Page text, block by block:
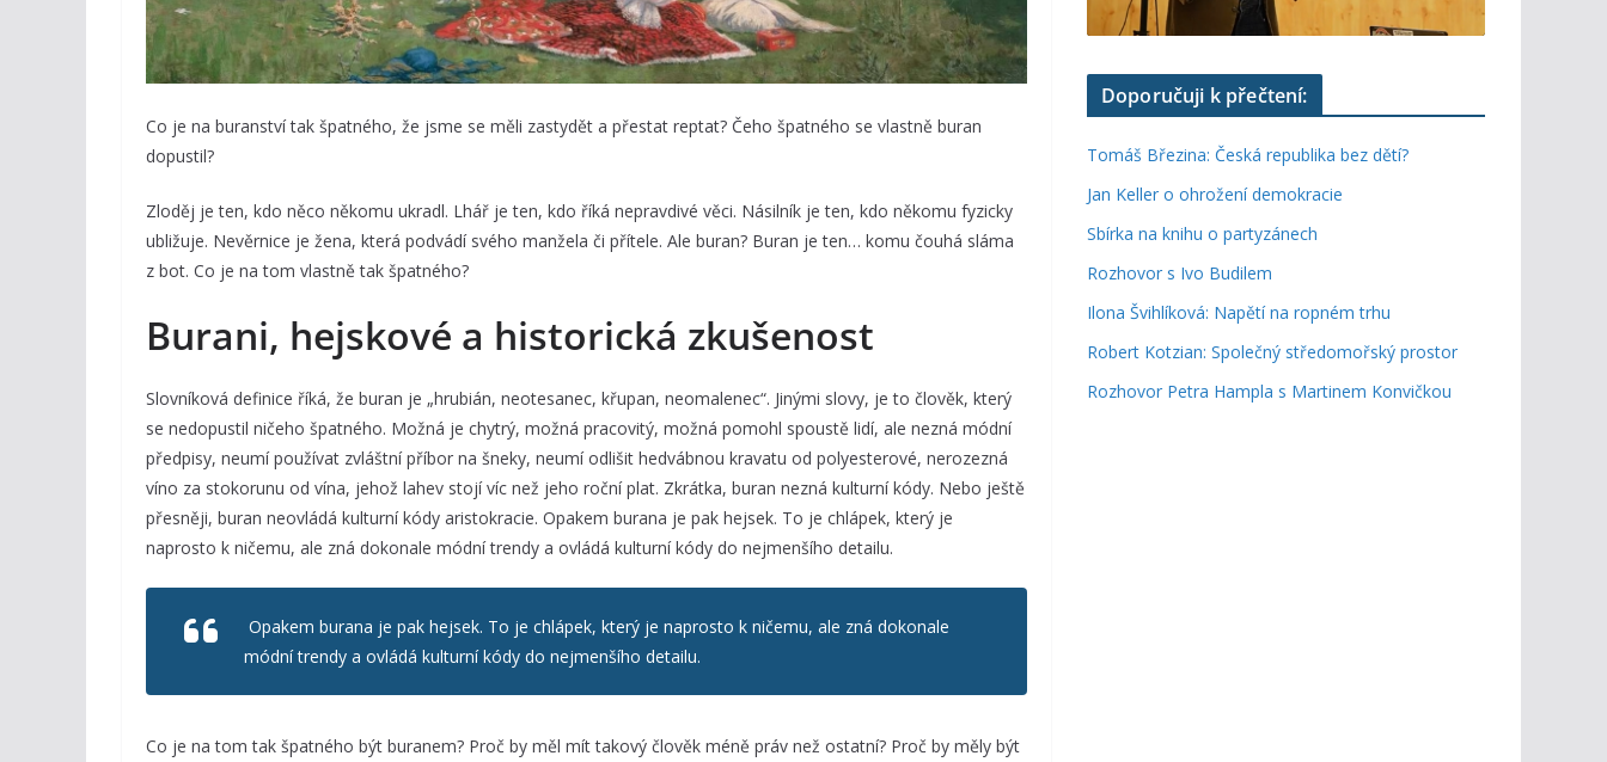
Co je na buranství tak špatného, že jsme se měli zastydět a přestat reptat? Čeho špatného se vlastně buran
dopustil?
Zloděj je ten, kdo něco někomu ukradl. Lhář je ten, kdo říká nepravdivé věci. Násilník je ten, kdo někomu fyzicky
ubližuje. Nevěrnice je žena, která podvádí svého manžela či přítele. Ale buran? Buran je ten… komu čouhá sláma
z bot. Co je na tom vlastně tak špatného?
Burani, hejskové a historická zkušenost
Slovníková definice říká, že buran je „hrubián, neotesanec, křupan, neomalenec“. Jinými slovy, je to člověk, který
se nedopustil ničeho špatného. Možná je chytrý, možná pracovitý, možná pomohl spoustě lidí, ale nezná módní
předpisy, neumí používat zvláštní příbor na šneky, neumí odlišit hedvábnou kravatu od polyesterové, nerozezná
víno za stokorunu od vína, jehož lahev stojí víc než jeho roční plat. Zkrátka, buran nezná kulturní kódy. Nebo ještě
přesněji, buran neovládá kulturní kódy aristokracie. Opakem burana je pak hejsek. To je chlápek, který je
naprosto k ničemu, ale zná dokonale módní trendy a ovládá kulturní kódy do nejmenšího detailu.
Opakem burana je pak hejsek. To je chlápek, který je naprosto k ničemu, ale zná dokonale
módní trendy a ovládá kulturní kódy do nejmenšího detailu.
Co je na tom tak špatného být buranem? Proč by měl mít takový člověk méně práv než ostatní? Proč by měly být
Doporučuji k přečtení:
Tomáš Březina: Česká republika bez dětí?
Jan Keller o ohrožení demokracie
Sbírka na knihu o partyzánech
Rozhovor s Ivo Budilem
Ilona Švihlíková: Napětí na ropném trhu
Robert Kotzian: Společný středomořský prostor
Rozhovor Petra Hampla s Martinem Konvičkou